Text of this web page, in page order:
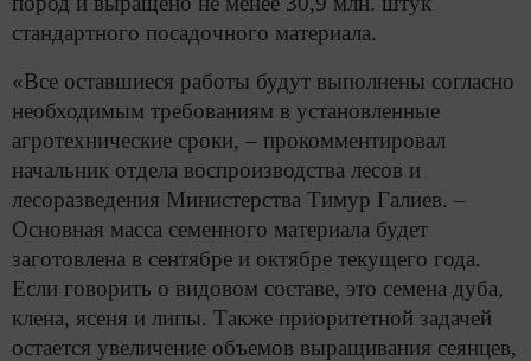
стандартного посадочного материала.
«Все оставшиеся работы будут выполнены согласно
необходимым требованиям в установленные
агротехнические сроки, – прокомментировал
начальник отдела воспроизводства лесов и
лесоразведения Министерства Тимур Галиев. –
Основная масса семенного материала будет
заготовлена в сентябре и октябре текущего года.
Если говорить о видовом составе, это семена дуба,
клена, ясеня и липы. Также приоритетной задачей
остается увеличение объемов выращивания сеянцев,